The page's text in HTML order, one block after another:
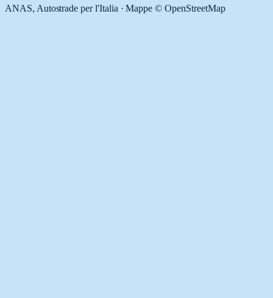
ANAS, Autostrade per l'Italia · Mappe © OpenStreetMap